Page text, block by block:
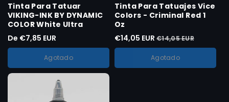
Tinta Para Tatuar
VIKING-INK BY DYNAMIC
COLOR White Ultra
De €7,85 EUR
Talla :0,5 OZ
0,5 OZVariante
agotada
o
no
disponible
Variante
agotada
disponible
Variante
agotada
Variante
Agotado
Tinta Para Tatuajes Vice
Colors - Criminal Red 1
Oz
€14,05 EUR €14,05 EUR
Agotado